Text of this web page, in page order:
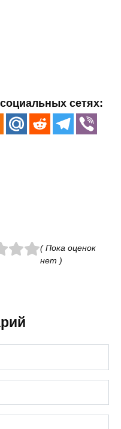
сетях:
( Пока оценок
нет )